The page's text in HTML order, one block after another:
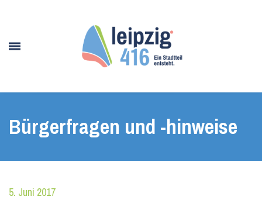
Bürgerfragen und -hinweise
5. Juni 2017